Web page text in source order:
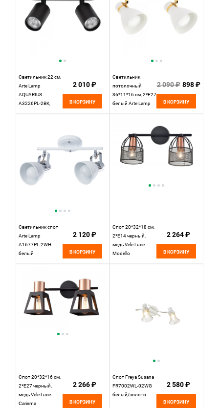
Светильник 22 см,
Arte Lamp
AQUARIUS
A3226PL-2BK,
2 010 ₽
В КОРЗИНУ
Светильник
потолочный
36*11*16 см, 2*E27
белый Arte Lamp
2 090 ₽ 898 ₽
В КОРЗИНУ
Светильник спот
Arte Lamp
A1677PL-2WH
белый
2 120 ₽
В КОРЗИНУ
Спот 20*32*18 см,
2*E14 черный,
медь Vele Luce
Modello
2 264 ₽
В КОРЗИНУ
Спот 20*32*16 см,
2*E27 черный,
медь Vele Luce
Carisma
2 266 ₽
В КОРЗИНУ
Спот Freya Susana
FR7002WL-02WG
белый/золото
2 580 ₽
В КОРЗИНУ